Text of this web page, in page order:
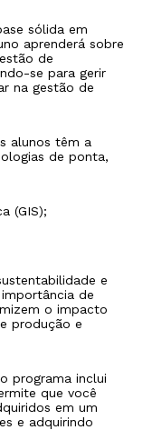
sólida em
aprenderá sobre
de
se para gerir
na gestão de
alunos têm a
de ponta,
(GIS);
e
de
o impacto
produção e
programa inclui
que você
em um
e adquirindo